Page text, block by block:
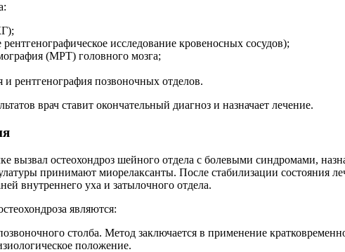
исследование кровеносных сосудов);
(МРТ) головного мозга;
рентгенография позвоночных отделов.
врач ставит окончательный диагноз и назначает лечение.
вызвал остеохондроз шейного отдела с болевыми синдромами,
принимают миорелаксанты. После стабилизации состояния
внутреннего уха и затылочного отдела.
являются:
столба. Метод заключается в применение
положение.